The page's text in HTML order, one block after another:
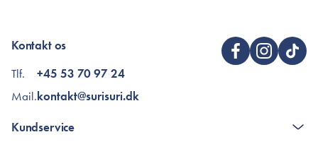
Kontakt os
Tlf.
Mail.
+45 53 70 97 24
kontakt@surisuri.dk
Kundservice